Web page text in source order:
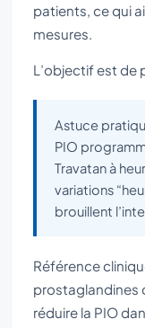
patients, ce qui
mesures.
L’objectif est de
Astuce
PIO
Travatan à
variations
brouillent
Référence
prostaglandines
réduire la PIO